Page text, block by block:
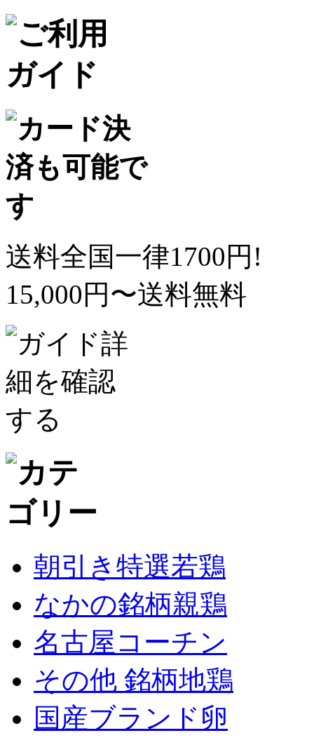
送料全国一律1700円!
15,000円〜送料無料
朝引き特選若鶏
なかの銘柄親鶏
名古屋コーチン
その他 銘柄地鶏
国産ブランド卵